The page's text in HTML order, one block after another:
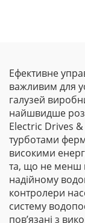
Ефективне
важливим для
галузей
найшвидше
Electric Drives
турботами
високими
та, що не менш
надійному
контролери
систему
пов’язані з